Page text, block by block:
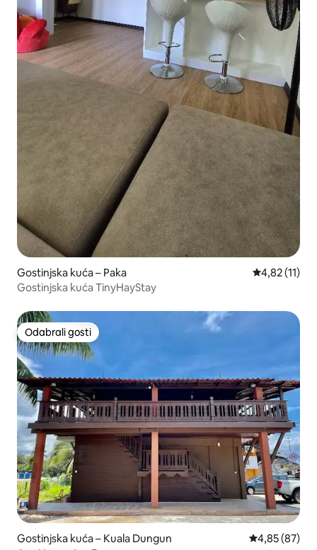
Gostinjska kuća – Paka Prosječna
4,82 (11)
Gostinjska kuća TinyHayStay
Odabrali gosti
Odabrali gosti
Gostinjska kuća – Kuala Dungun Prosječna
4,85 (87)